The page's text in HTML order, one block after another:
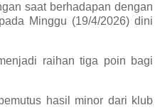
saat berhadapan dengan
Minggu (19/4/2026) dini
raihan tiga poin bagi
hasil minor dari klub